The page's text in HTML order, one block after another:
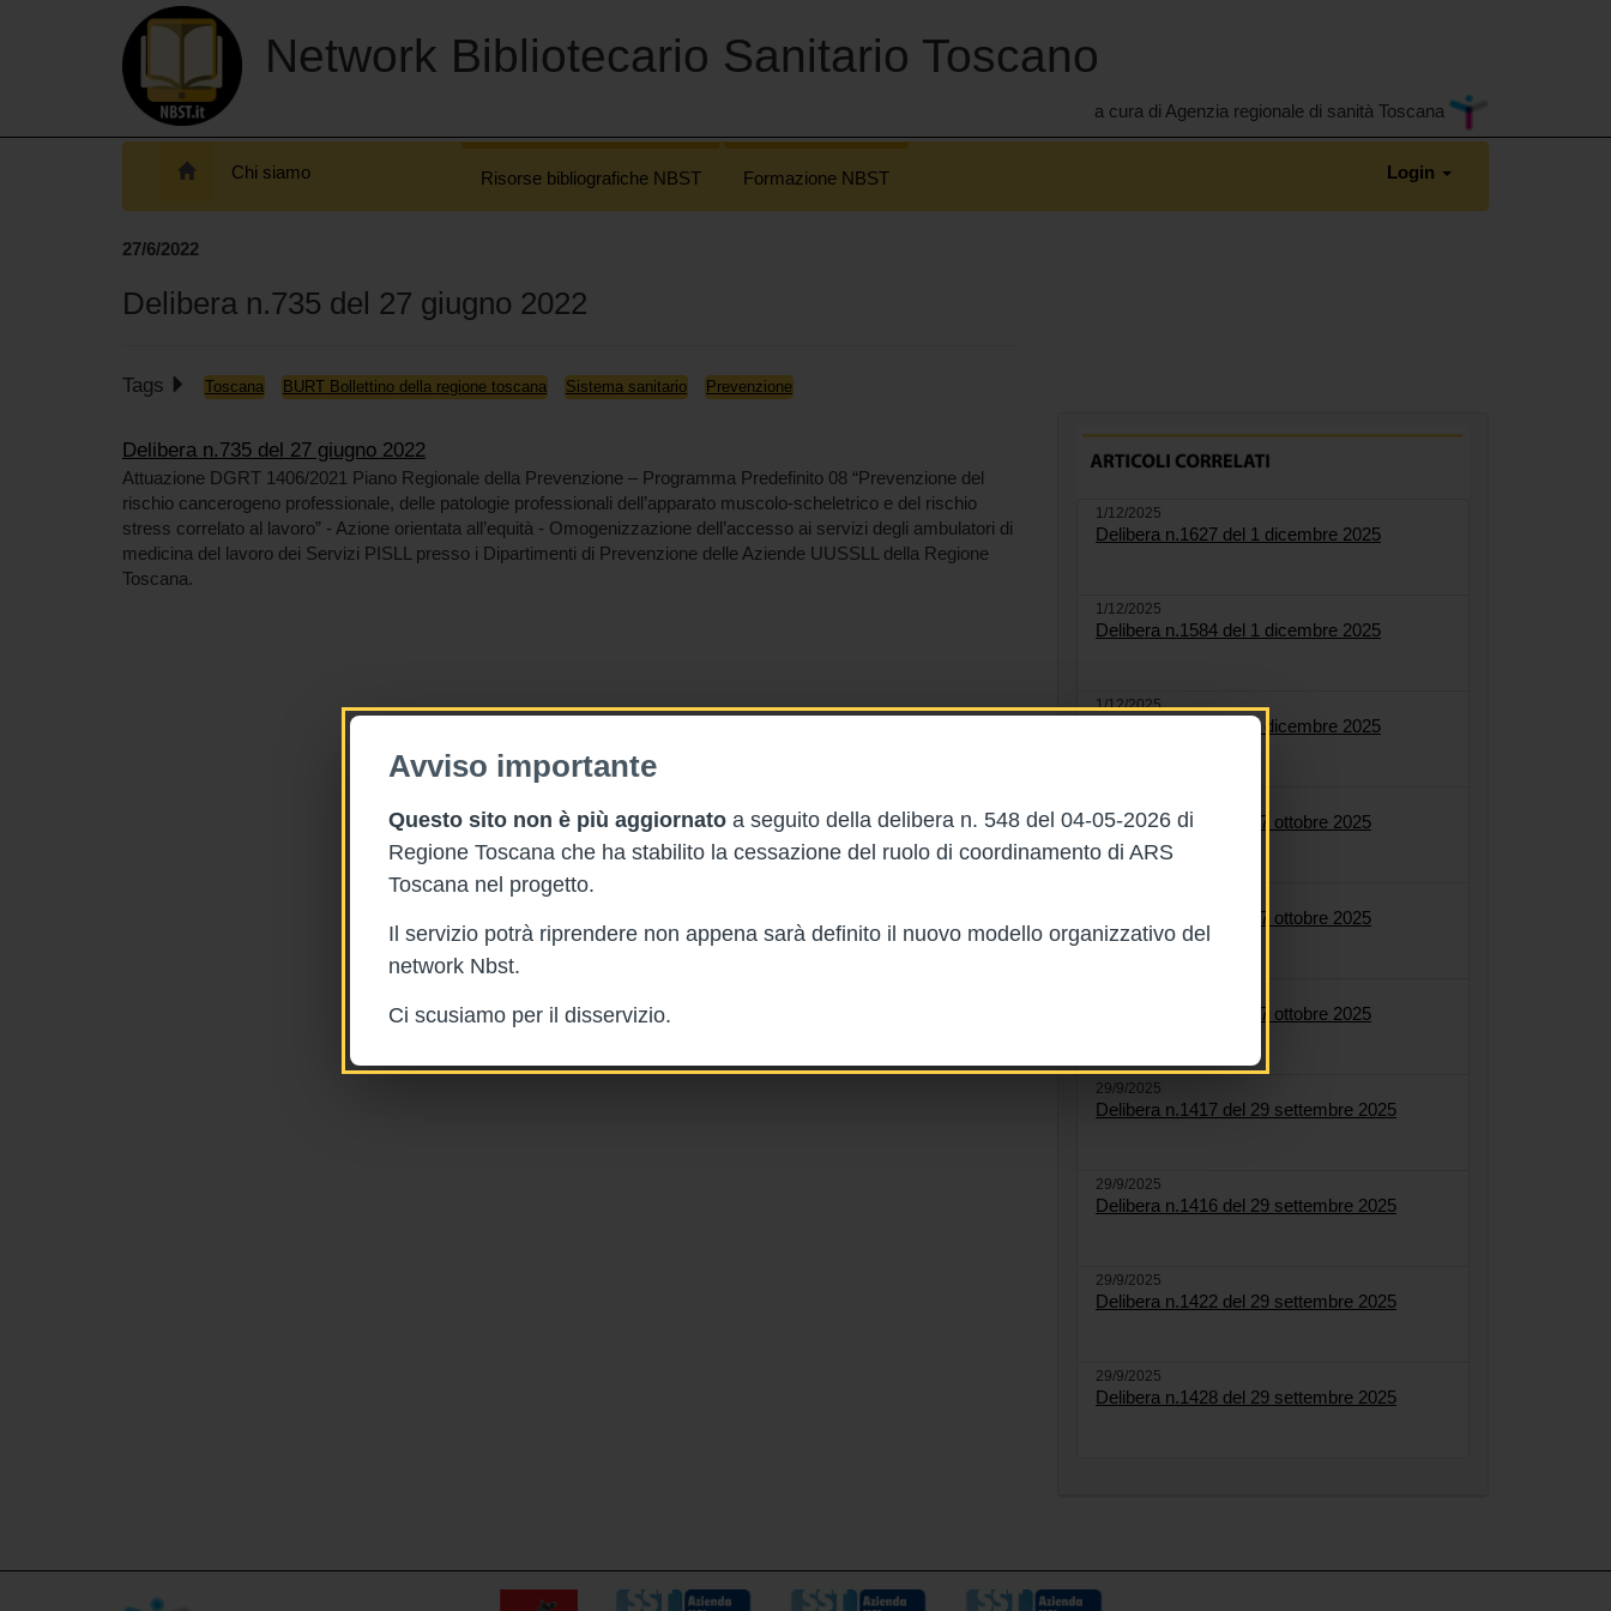
Avviso importante
Questo sito non è più aggiornato a seguito della delibera n. 548 del 04-05-2026 di
Regione Toscana che ha stabilito la cessazione del ruolo di coordinamento di ARS
Toscana nel progetto.
Il servizio potrà riprendere non appena sarà definito il nuovo modello organizzativo del
network Nbst.
Ci scusiamo per il disservizio.
Network Bibliotecario Sanitario Toscano
a cura di Agenzia regionale di sanità Toscana
Chi siamo Risorse bibliografiche NBST Formazione NBST Login
27/6/2022
Delibera n.735 del 27 giugno 2022
Tags Toscana BURT Bollettino della regione toscana Sistema sanitario Prevenzione
Delibera n.735 del 27 giugno 2022
Attuazione DGRT 1406/2021 Piano Regionale della Prevenzione – Programma Predefinito 08 “Prevenzione del
rischio cancerogeno professionale, delle patologie professionali dell’apparato muscolo-scheletrico e del rischio
stress correlato al lavoro” - Azione orientata all’equità - Omogenizzazione dell’accesso ai servizi degli ambulatori di
medicina del lavoro dei Servizi PISLL presso i Dipartimenti di Prevenzione delle Aziende UUSSLL della Regione
Toscana.
1/12/2025
Delibera n.1627 del 1 dicembre 2025
1/12/2025
Delibera n.1584 del 1 dicembre 2025
1/12/2025
Delibera n.1622 del 1 dicembre 2025
Delibera n.1558 del 27 ottobre 2025
Delibera n.1561 del 27 ottobre 2025
Delibera n.1564 del 27 ottobre 2025
29/9/2025
Delibera n.1417 del 29 settembre 2025
29/9/2025
Delibera n.1416 del 29 settembre 2025
29/9/2025
Delibera n.1422 del 29 settembre 2025
29/9/2025
Delibera n.1428 del 29 settembre 2025